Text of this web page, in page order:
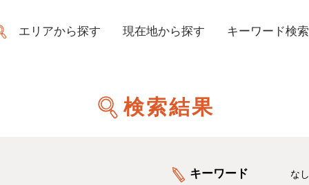
エリアから探す 現在地から探す キーワード検索
検索結果
キーワード なし